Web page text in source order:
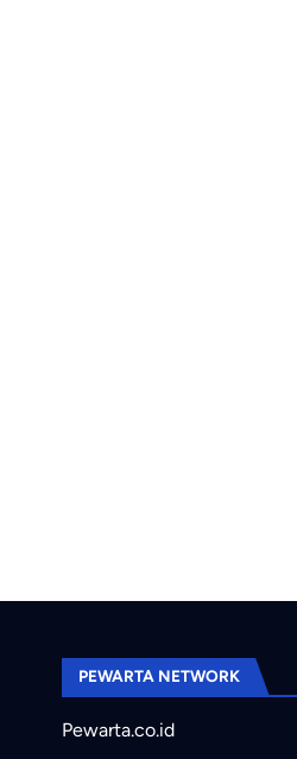
PEWARTA NETWORK
Pewarta.co.id